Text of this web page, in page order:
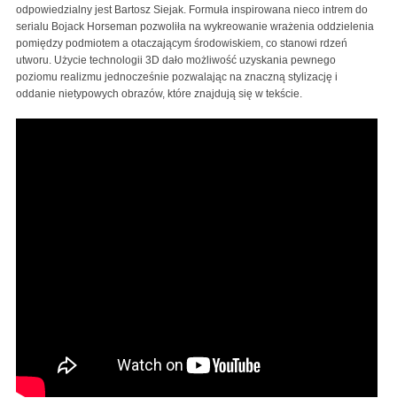
odpowiedzialny jest Bartosz Siejak. Formuła inspirowana nieco intrem do
serialu Bojack Horseman pozwoliła na wykreowanie wrażenia oddzielenia
pomiędzy podmiotem a otaczającym środowiskiem, co stanowi rdzeń
utworu. Użycie technologii 3D dało możliwość uzyskania pewnego
poziomu realizmu jednocześnie pozwalając na znaczną stylizację i
oddanie nietypowych obrazów, które znajdują się w tekście.